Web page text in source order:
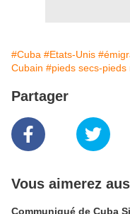
#Cuba #Etats-Unis
Cubain #pieds secs-pieds
Partager
Vous aimerez
Communiqué de Cuba